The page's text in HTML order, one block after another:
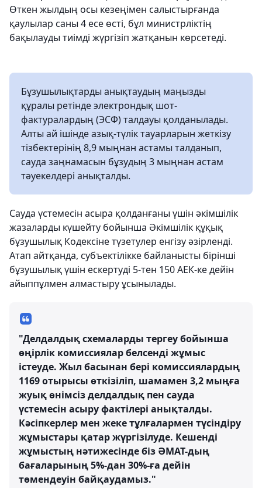
Өткен жылдың осы кезеңімен салыстырғанда
қаулылар саны 4 есе өсті, бұл министрліктің
бақылауды тиімді жүргізіп жатқанын көрсетеді.
Бұзушылықтарды анықтаудың маңызды
құралы ретінде электрондық шот-
фактуралардың (ЭСФ) талдауы қолданылады.
Алты ай ішінде азық-түлік тауарларын жеткізу
тізбектерінің 8,9 мыңнан астамы талданып,
сауда заңнамасын бұзудың 3 мыңнан астам
тәуекелдері анықталды.
Сауда үстемесін асыра қолданғаны үшін әкімшілік
жазаларды күшейту бойынша Әкімшілік құқық
бұзушылық Кодексіне түзетулер енгізу әзірленді.
Атап айтқанда, субъектілікке байланысты бірінші
бұзушылық үшін ескертуді 5-тен 150 АЕК-ке дейін
айыппұлмен алмастыру ұсынылады.
"Делдалдық схемаларды тергеу бойынша
өңірлік комиссиялар белсенді жұмыс
істеуде. Жыл басынан бері комиссиялардың
1169 отырысы өткізіліп, шамамен 3,2 мыңға
жуық өнімсіз делдалдық пен сауда
үстемесін асыру фактілері анықталды.
Кәсіпкерлер мен жеке тұлғалармен түсіндіру
жұмыстары қатар жүргізілуде. Кешенді
жұмыстың нәтижесінде біз ӘМАТ-дың
бағаларының 5%-дан 30%-ға дейін
төмендеуін байқаудамыз."